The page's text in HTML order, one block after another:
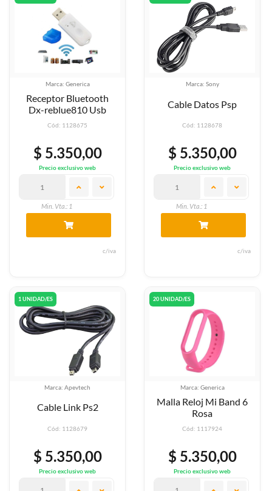
Marca: Generica
Receptor Bluetooth
Dx-reblue810 Usb
Cód: 1128675
$ 5.350,00
Precio exclusivo web
Min. Vta.: 1
c/iva
Marca: Sony
Cable Datos Psp
Cód: 1128678
$ 5.350,00
Precio exclusivo web
Min. Vta.: 1
c/iva
1 UNIDAD/ES
Marca: Apevtech
Cable Link Ps2
Cód: 1128679
$ 5.350,00
Precio exclusivo web
20 UNIDAD/ES
Marca: Generica
Malla Reloj Mi Band 6
Rosa
Cód: 1117924
$ 5.350,00
Precio exclusivo web